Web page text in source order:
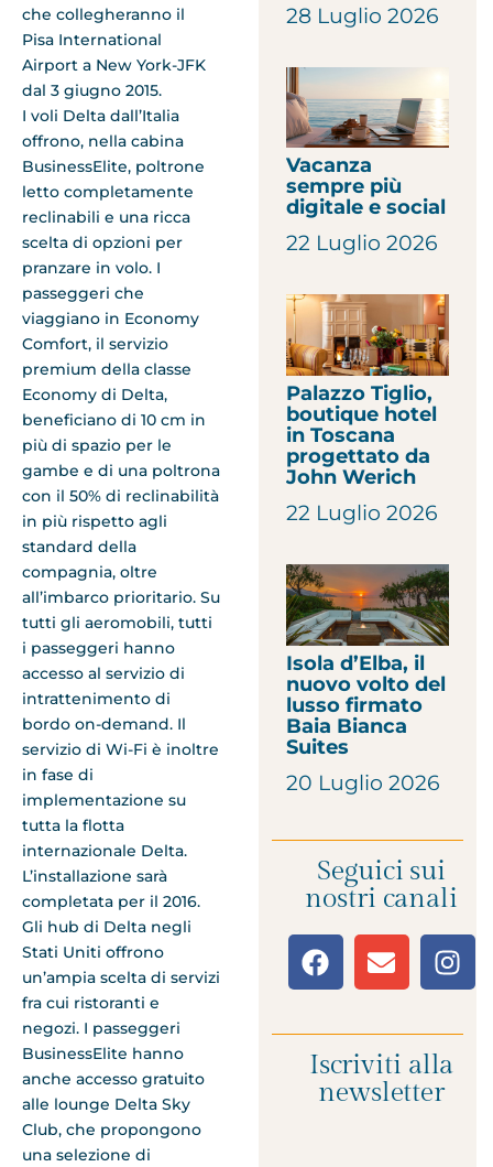
che collegheranno il
Pisa International
Airport a New York-JFK
dal 3 giugno 2015.
I voli Delta dall’Italia
offrono, nella cabina
BusinessElite, poltrone
letto completamente
reclinabili e una ricca
scelta di opzioni per
pranzare in volo. I
passeggeri che
viaggiano in Economy
Comfort, il servizio
premium della classe
Economy di Delta,
beneficiano di 10 cm in
più di spazio per le
gambe e di una poltrona
con il 50% di reclinabilità
in più rispetto agli
standard della
compagnia, oltre
all’imbarco prioritario. Su
tutti gli aeromobili, tutti
i passeggeri hanno
accesso al servizio di
intrattenimento di
bordo on-demand. Il
servizio di Wi-Fi è inoltre
in fase di
implementazione su
tutta la flotta
internazionale Delta.
L’installazione sarà
completata per il 2016.
Gli hub di Delta negli
Stati Uniti offrono
un’ampia scelta di servizi
fra cui ristoranti e
negozi. I passeggeri
BusinessElite hanno
anche accesso gratuito
alle lounge Delta Sky
Club, che propongono
una selezione di
28 Luglio 2026
Vacanza
sempre più
digitale e social
22 Luglio 2026
Palazzo Tiglio,
boutique hotel
in Toscana
progettato da
John Werich
22 Luglio 2026
Isola d’Elba, il
nuovo volto del
lusso firmato
Baia Bianca
Suites
20 Luglio 2026
Seguici sui
nostri canali
Iscriviti alla
newsletter